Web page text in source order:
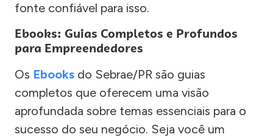
fonte confiável para isso.
Ebooks: Guias Completos e Profundos
para Empreendedores
Os Ebooks do Sebrae/PR são guias
completos que oferecem uma visão
aprofundada sobre temas essenciais para o
sucesso do seu negócio. Seja você um